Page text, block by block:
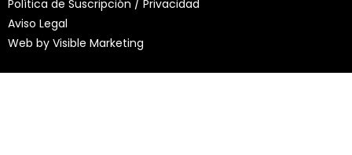
Política de Suscripción / Privacidad
Aviso Legal
Web by Visible Marketing